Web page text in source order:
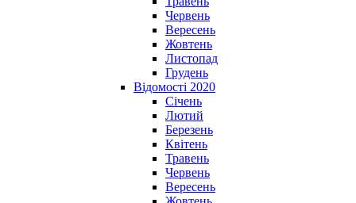
Червень
Вересень
Жовтень
Листопад
Грудень
Відомості 2020
Січень
Лютий
Березень
Квітень
Травень
Червень
Вересень